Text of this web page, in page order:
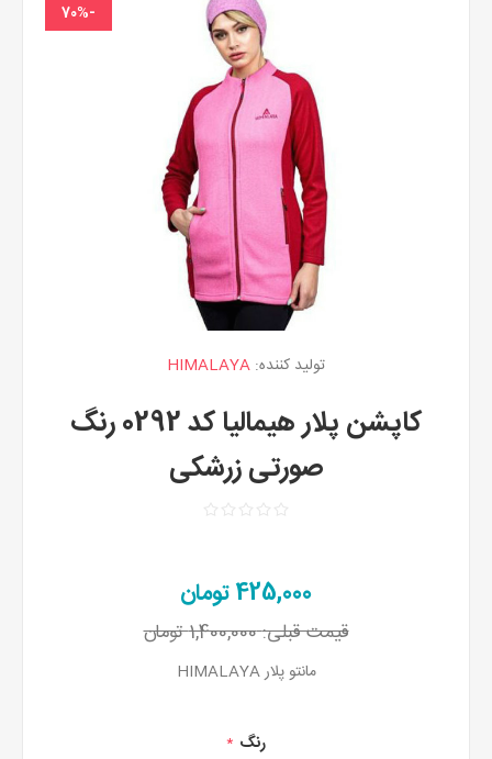
-70%
تولید کننده: HIMALAYA
کاپشن پلار هیمالیا کد 0292 رنگ
صورتی زرشکی
425,000 تومان
قیمت قبلی:1,400,000 تومان
مانتو پلار HIMALAYA
رنگ *